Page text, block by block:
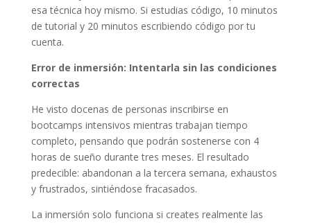
esa técnica hoy mismo. Si estudias código, 10 minutos
de tutorial y 20 minutos escribiendo código por tu
cuenta.
Error de inmersión: Intentarla sin las condiciones
correctas
He visto docenas de personas inscribirse en
bootcamps intensivos mientras trabajan tiempo
completo, pensando que podrán sostenerse con 4
horas de sueño durante tres meses. El resultado
predecible: abandonan a la tercera semana, exhaustos
y frustrados, sintiéndose fracasados.
La inmersión solo funciona si creates realmente las